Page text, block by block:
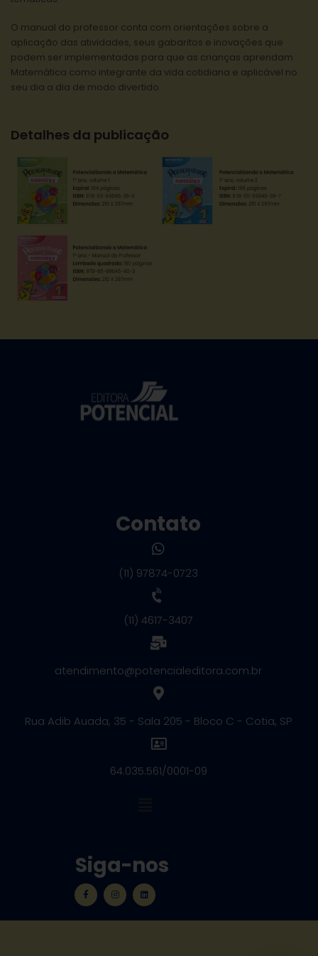
O manual do professor conta com orientações sobre a
aplicação das atividades, seus gabaritos e inovações que
podem ser implementadas para que as crianças aprendam
Matemática como integrante da vida cotidiana e aplicável no
seu dia a dia de modo divertido.
Detalhes da publicação
Contato
(11) 97874-0723
(11) 4617-3407
atendimento@potencialeditora.com.br
Rua Adib Auada, 35 - Sala 205 - Bloco C - Cotia, SP
64.035.561/0001-09
Siga-nos